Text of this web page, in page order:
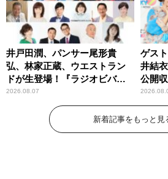
井戸田潤、パンサー尾形貴
弘、林家正蔵、ウエストラン
ドが生登場！『ラジオビバリ
ー昼ズ』
2026.08.07
ゲス
井結
公開
新着記事をもっと見